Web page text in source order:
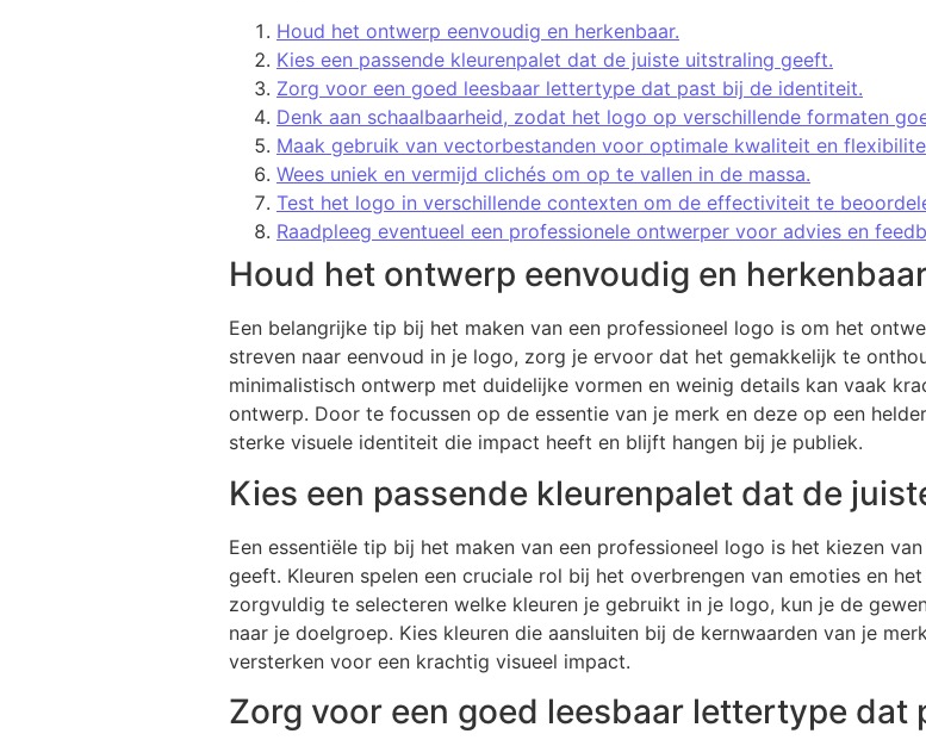
Houd het ontwerp eenvoudig en herkenbaar.
Kies een passende kleurenpalet dat de juiste uitstraling geeft.
Zorg voor een goed leesbaar lettertype dat past bij de identiteit.
Denk aan schaalbaarheid, zodat het logo op verschillende formaten
Maak gebruik van vectorbestanden voor optimale kwaliteit en
Wees uniek en vermijd clichés om op te vallen in de massa.
Test het logo in verschillende contexten om de effectiviteit te
Raadpleeg eventueel een professionele ontwerper voor advies en
Houd het ontwerp eenvoudig en
Een belangrijke tip bij het maken van een professioneel logo is om het
streven naar eenvoud in je logo, zorg je ervoor dat het gemakkelijk te
minimalistisch ontwerp met duidelijke vormen en weinig details kan vaak
ontwerp. Door te focussen op de essentie van je merk en deze op een
sterke visuele identiteit die impact heeft en blijft hangen bij je publiek.
Kies een passende kleurenpalet dat de
Een essentiële tip bij het maken van een professioneel logo is het kiezen
geeft. Kleuren spelen een cruciale rol bij het overbrengen van emoties en
zorgvuldig te selecteren welke kleuren je gebruikt in je logo, kun je de
naar je doelgroep. Kies kleuren die aansluiten bij de kernwaarden van je
versterken voor een krachtig visueel impact.
Zorg voor een goed leesbaar lettertype dat